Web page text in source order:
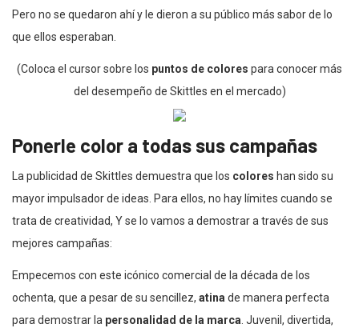
Pero no se quedaron ahí y le dieron a su público más sabor de lo
que ellos esperaban.
(Coloca el cursor sobre los puntos de colores para conocer más
del desempeño de Skittles en el mercado)
Ponerle color a todas sus campañas
La publicidad de Skittles demuestra que los colores han sido su
mayor impulsador de ideas. Para ellos, no hay límites cuando se
trata de creatividad, Y se lo vamos a demostrar a través de sus
mejores campañas:
Empecemos con este icónico comercial de la década de los
ochenta, que a pesar de su sencillez, atinade manera perfecta
para demostrar la personalidad de la marca. Juvenil, divertida,